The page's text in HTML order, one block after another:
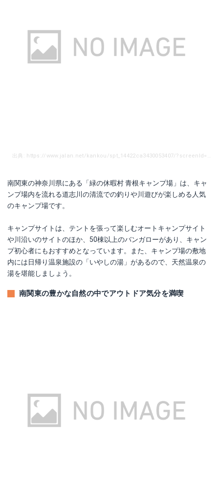
南関東の神奈川県にある「緑の休暇村 青根キャンプ場」は、キャ
ンプ場内を流れる道志川の清流での釣りや川遊びが楽しめる人気
のキャンプ場です。
キャンプサイトは、テントを張って楽しむオートキャンプサイト
や川沿いのサイトのほか、50棟以上のバンガローがあり、キャン
プ初心者にもおすすめとなっています。また、キャンプ場の敷地
内には日帰り温泉施設の「いやしの湯」があるので、天然温泉の
湯を堪能しましょう。
南関東の豊かな自然の中でアウトドア気分を満喫